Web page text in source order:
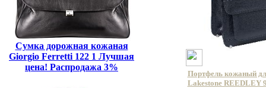
Сумка дорожная кожаная
Giorgio Ferretti 122 1 Лучшая
цена! Распродажа 3%
Портфель кожаный
Lakestone REEDLEY